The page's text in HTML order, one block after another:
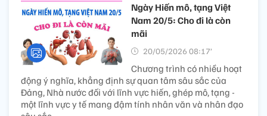
Ngày Hiến mô, tạng Việt
Nam 20/5: Cho đi là còn
mãi
20/05/2026 08:17’
Chương trình có nhiều hoạt
động ý nghĩa, khẳng định sự quan tâm sâu sắc của
Đảng, Nhà nước đối với lĩnh vực hiến, ghép mô, tạng -
một lĩnh vực y tế mang đậm tính nhân văn và nhân đạo